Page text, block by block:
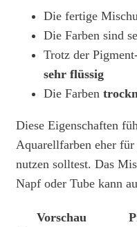
Die fertige
Die Farben sind
Trotz der
sehr flüssig
Die Farben
Diese Eigenschaften
Aquarellfarben eher für
nutzen solltest. Das
Napf oder Tube kann
Vorschau